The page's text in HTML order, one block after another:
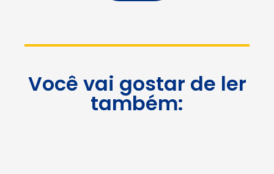
Você vai gostar de ler
também: